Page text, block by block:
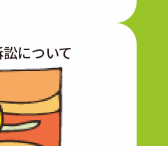
について